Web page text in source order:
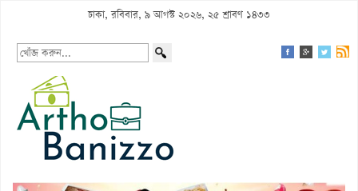
ঢাকা, রবিবার, ৯ আগস্ট ২০২৬, ২৫ শ্রাবণ ১৪৩৩